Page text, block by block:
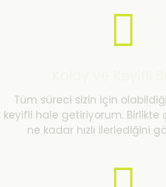
Tüm süreci sizin için
keyifli hale getiriyorum. Birlikte
ne kadar hızlı ilerlediğini